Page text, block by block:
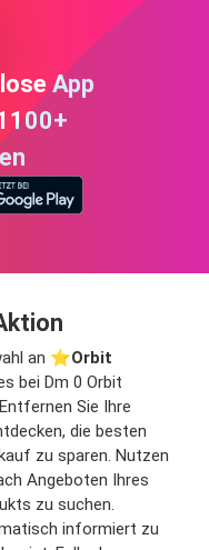
App
an ⭐️Orbit
bei Dm 0 Orbit
Sie Ihre
die besten
zu sparen. Nutzen
Angeboten Ihres
zu suchen.
informiert zu